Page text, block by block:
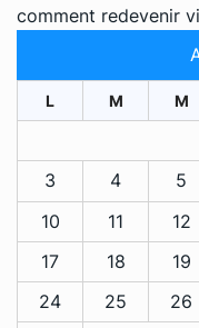
comment redevenir
L M M
3
4 5
10
11 12
17
18 19
24
25 26